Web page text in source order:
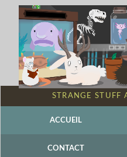
STRANGE STUFF
ACCUEIL
CONTACT